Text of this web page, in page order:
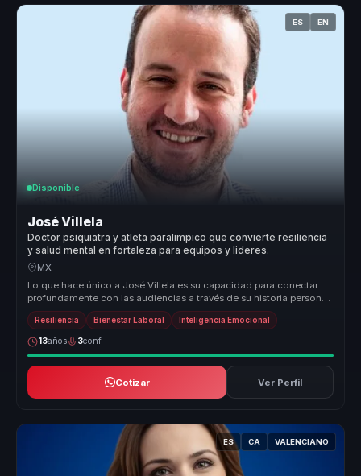
ES EN
Disponible
José Villela
Doctor psiquiatra y atleta paralimpico que convierte resiliencia
y salud mental en fortaleza para equipos y lideres.
MX
Lo que hace único a José Villela es su capacidad para conectar
profundamente con las audiencias a través de su historia personal
de super...
Resiliencia Bienestar Laboral Inteligencia Emocional
13años 3conf.
Cotizar Ver Perfil
ES CA VALENCIANO